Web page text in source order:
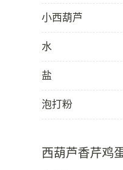
小西葫芦
水
盐
泡打粉
西葫芦香芹鸡